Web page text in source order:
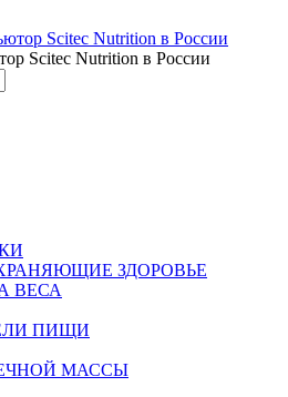
Scitec Nutrition в России
ЗДОРОВЬЕ
ВЕСА
ПИЩИ
МАССЫ